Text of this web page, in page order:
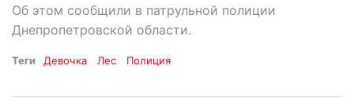
Об этом сообщили в патрульной полиции
Днепропетровской области.
Теги Девочка Лес Полиция